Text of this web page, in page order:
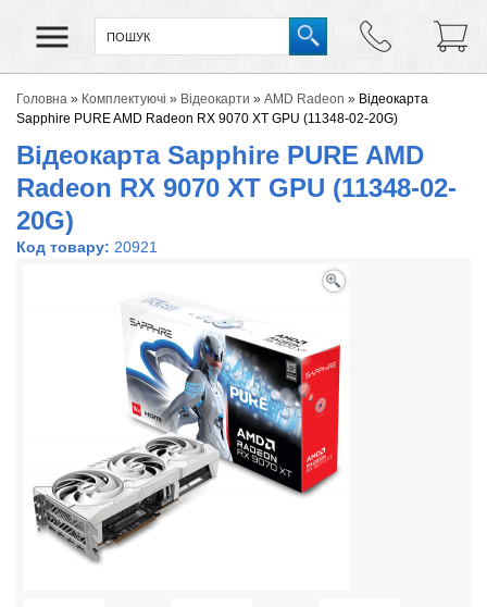
Головна » Комплектуючі » Відеокарти » AMD Radeon » Відеокарта
Sapphire PURE AMD Radeon RX 9070 XT GPU (11348-02-20G)
Відеокарта Sapphire PURE AMD
Radeon RX 9070 XT GPU (11348-02-
20G)
Код товару: 20921